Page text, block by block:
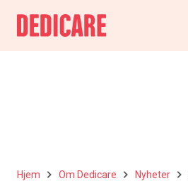
Hjem Om Dedicare Nyheter